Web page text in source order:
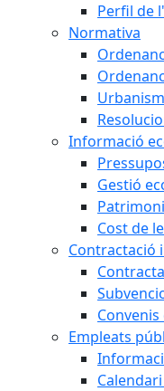
Perfil de
Normativa
Informació
Gestió
Cost de
Contractació
Empleats